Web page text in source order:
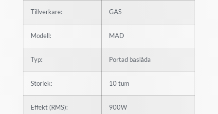
Tillverkare: GAS
Modell: MAD
Typ: Portad baslåda
Storlek: 10 tum
Effekt (RMS): 900W